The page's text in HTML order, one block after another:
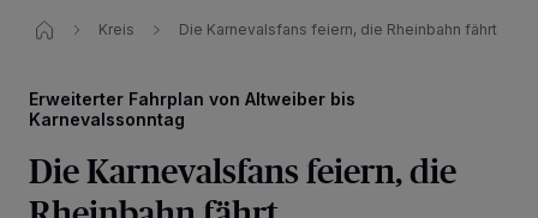
Kreis Die Karnevalsfans feiern, die Rheinbahn fährt​
Erweiterter Fahrplan von Altweiber bis
Karnevalssonntag
Die Karnevalsfans feiern, die